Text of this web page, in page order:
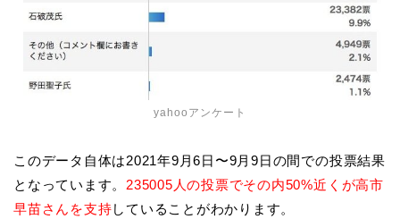
yahooアンケート
このデータ自体は2021年9月6日〜9月9日の間での投票結果
となっています。 235005人の投票でその内50%近くが高市
早苗さんを支持していることがわかります。